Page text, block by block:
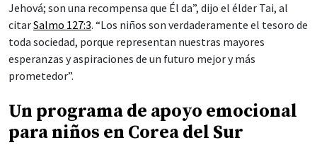
Jehová; son una recompensa que Él da”, dijo el élder Tai, al
citarSalmo 127:3. “Los niños son verdaderamente el tesoro de
toda sociedad, porque representan nuestras mayores
esperanzas y aspiraciones de un futuro mejor y más
prometedor”.
Un programa de apoyo emocional
para niños en Corea del Sur